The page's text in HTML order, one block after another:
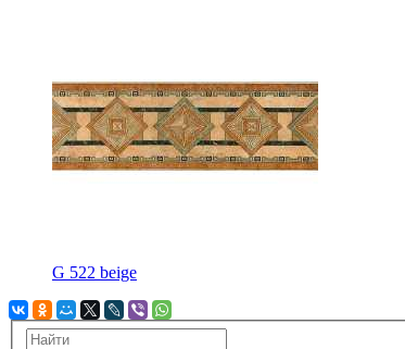
G 522 beige